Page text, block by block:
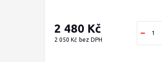
2 480 Kč
2 050 Kč bez DPH